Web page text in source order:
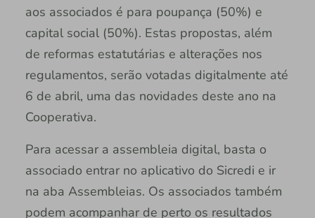
aos associados é para poupança (50%) e
capital social (50%). Estas propostas, além
de reformas estatutárias e alterações nos
regulamentos, serão votadas digitalmente até
6 de abril, uma das novidades deste ano na
Cooperativa.
Para acessar a assembleia digital, basta o
associado entrar no aplicativo do Sicredi e ir
na aba Assembleias. Os associados também
podem acompanhar de perto os resultados